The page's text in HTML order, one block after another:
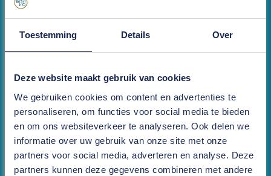
Toestemming Details Over
Deze website maakt gebruik van cookies
We gebruiken cookies om content en advertenties te
personaliseren, om functies voor social media te bieden
en om ons websiteverkeer te analyseren. Ook delen we
informatie over uw gebruik van onze site met onze
partners voor social media, adverteren en analyse. Deze
partners kunnen deze gegevens combineren met andere